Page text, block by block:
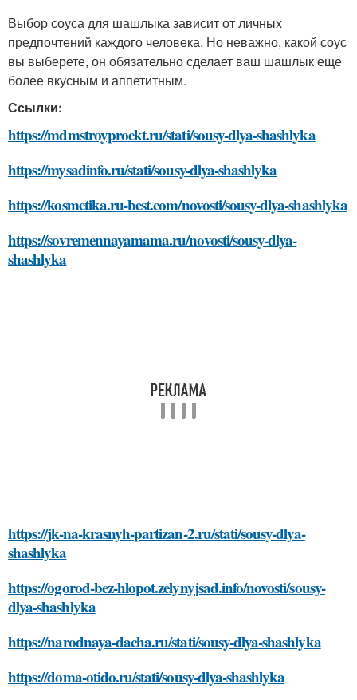
Выбор соуса для шашлыка зависит от личных
предпочтений каждого человека. Но неважно, какой соус
вы выберете, он обязательно сделает ваш шашлык еще
более вкусным и аппетитным.
Ссылки:
https://mdmstroyproekt.ru/stati/sousy-dlya-shashlyka
https://mysadinfo.ru/stati/sousy-dlya-shashlyka
https://kosmetika.ru-best.com/novosti/sousy-dlya-shashlyka
https://sovremennayamama.ru/novosti/sousy-dlya-
shashlyka
https://jk-na-krasnyh-partizan-2.ru/stati/sousy-dlya-
shashlyka
https://ogorod-bez-hlopot.zelynyjsad.info/novosti/sousy-
dlya-shashlyka
https://narodnaya-dacha.ru/stati/sousy-dlya-shashlyka
https://doma-otido.ru/stati/sousy-dlya-shashlyka